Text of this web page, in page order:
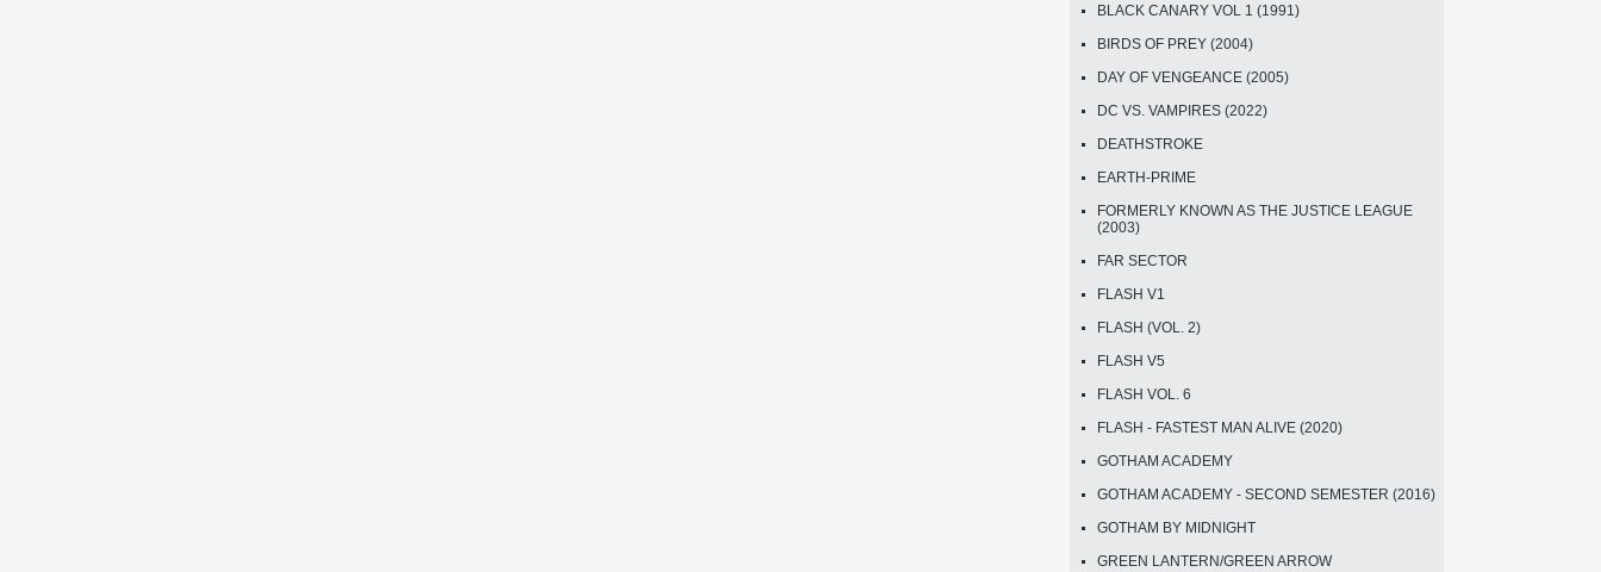
BLACK CANARY VOL 1 (1991)
BIRDS OF PREY (2004)
DAY OF VENGEANCE (2005)
DC VS. VAMPIRES (2022)
DEATHSTROKE
EARTH-PRIME
FORMERLY KNOWN AS THE JUSTICE LEAGUE
(2003)
FAR SECTOR
FLASH V1
FLASH (VOL. 2)
FLASH V5
FLASH VOL. 6
FLASH - FASTEST MAN ALIVE (2020)
GOTHAM ACADEMY
GOTHAM ACADEMY - SECOND SEMESTER (2016)
GOTHAM BY MIDNIGHT
GREEN LANTERN/GREEN ARROW